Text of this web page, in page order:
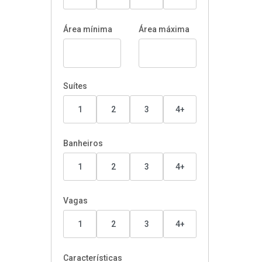
Área mínima Área máxima
Suítes
1 2 3 4+
Banheiros
1 2 3 4+
Vagas
1 2 3 4+
Características